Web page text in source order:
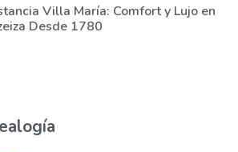
Villa María: Comfort y Lujo en
Desde 1780